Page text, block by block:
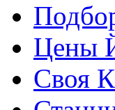
Цены
Своя